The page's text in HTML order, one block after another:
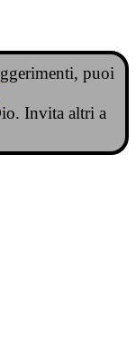
puoi
Invita altri a